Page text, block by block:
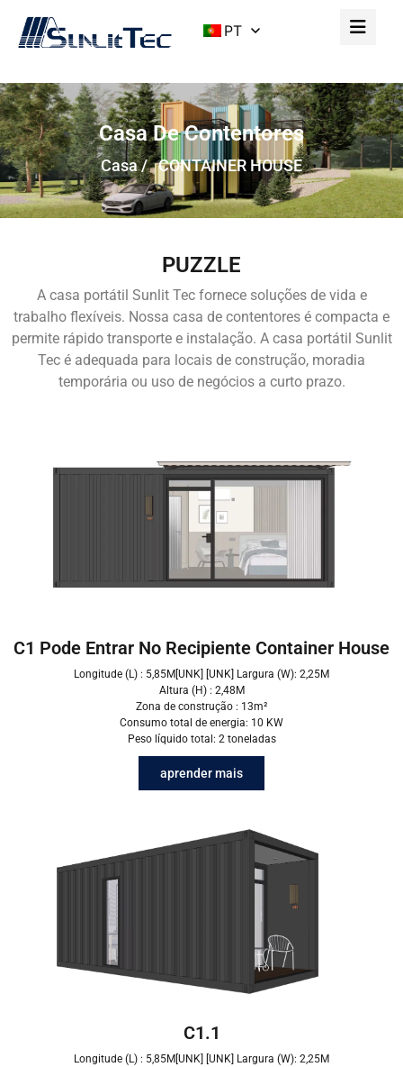
PT
Casa De Contentores
Casa/ CONTAINER HOUSE
PUZZLE
A casa portátil Sunlit Tec fornece soluções de vida e
trabalho flexíveis. Nossa casa de contentores é compacta e
permite rápido transporte e instalação. A casa portátil Sunlit
Tec é adequada para locais de construção, moradia
temporária ou uso de negócios a curto prazo.
C1 Pode Entrar No Recipiente Container House
Longitude (L) : 5,85M[UNK] [UNK] Largura (W): 2,25M
Altura (H) : 2,48M
Zona de construção : 13m²
Consumo total de energia: 10 KW
Peso líquido total: 2 toneladas
aprender mais
C1.1
Longitude (L) : 5,85M[UNK] [UNK] Largura (W): 2,25M